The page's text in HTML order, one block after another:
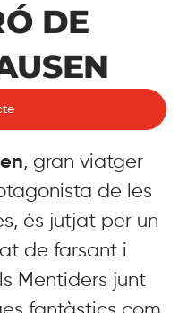
DE
, gran viatger
de les
és jutjat per un
de farsant i
Mentiders junt